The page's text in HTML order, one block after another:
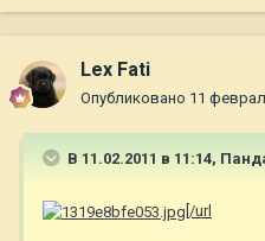
Lex Fati
Опубликовано 11
В 11.02.2011 в 11:14,
[/url